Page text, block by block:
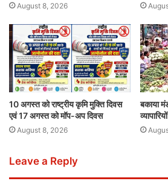
August 8, 2026
10 अगस्त को राष्ट्रीय कृमि मुक्ति दिवस
एवं 17 अगस्त को मॉप-अप दिवस
August 8, 2026
बकाया
Leave a Reply